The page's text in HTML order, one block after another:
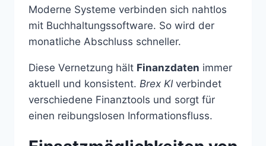
Moderne Systeme verbinden sich nahtlos
mit Buchhaltungssoftware. So wird der
monatliche Abschluss schneller.
Diese Vernetzung hält Finanzdaten immer
aktuell und konsistent. Brex KIverbindet
verschiedene Finanztools und sorgt für
einen reibungslosen Informationsfluss.